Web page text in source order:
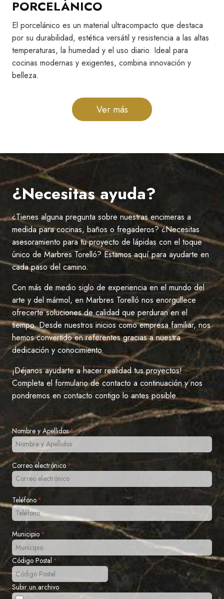
PORCELÁNICO
El porcelánico es un material ultracompacto que destaca
por su durabilidad, estética versátil y resistencia a las altas
temperaturas, la humedad y el uso diario. Ideal para
cocinas modernas y exigentes, combina innovación y
belleza.
Ver más
¿Necesitas ayuda?
¿Tienes alguna pregunta sobre nuestras encimeras a
medida para cocinas, baños o fregaderos? ¿Necesitas
asesoramiento para tu proyecto de lápidas con el toque
único de Marbres Torelló? Estamos aquí para ayudarte en
cada paso del camino.
Con más de medio siglo de experiencia en el mundo del
arte y del mármol, en Marbres Torelló nos enorgullece
ofrecerte soluciones de calidad que perduran en el
tiempo. Desde nuestros inicios como empresa familiar, nos
hemos convertido en referentes gracias a nuestra
dedicación y conocimiento.
¡Déjanos ayudarte a hacer realidad tus proyectos!
Completa el formulario de contacto a continuación y nos
pondremos en contacto contigo lo antes posible.
Nombre y Apellidos*
Correo electrónico*
Teléfono*
Municipio*
Código Postal *
Subir un archivo